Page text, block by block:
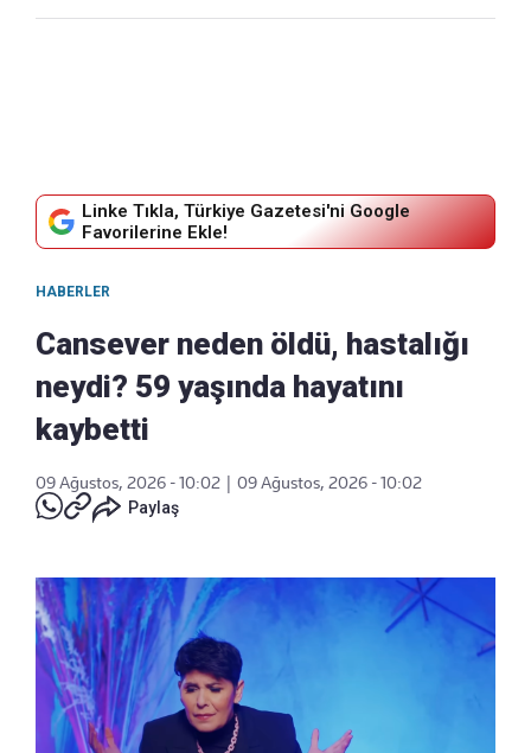
Linke Tıkla, Türkiye Gazetesi'ni Google
Favorilerine Ekle!
HABERLER
Cansever neden öldü, hastalığı
neydi? 59 yaşında hayatını
kaybetti
09 Ağustos, 2026 - 10:02
09 Ağustos, 2026 - 10:02
Paylaş